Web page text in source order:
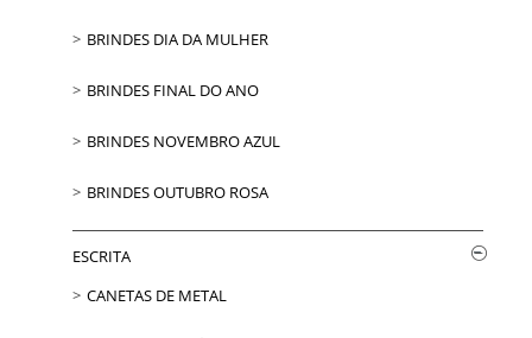
BRINDES DIA DA MULHER
BRINDES FINAL DO ANO
BRINDES NOVEMBRO AZUL
BRINDES OUTUBRO ROSA
ESCRITA
CANETAS DE METAL